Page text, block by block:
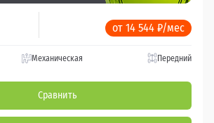
от 14 544 ₽/мес
Механическая Передний
Сравнить